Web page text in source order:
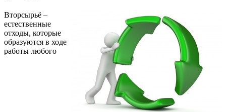
Вторсырьё –
естественные
отходы, которые
образуются в ходе
работы любого